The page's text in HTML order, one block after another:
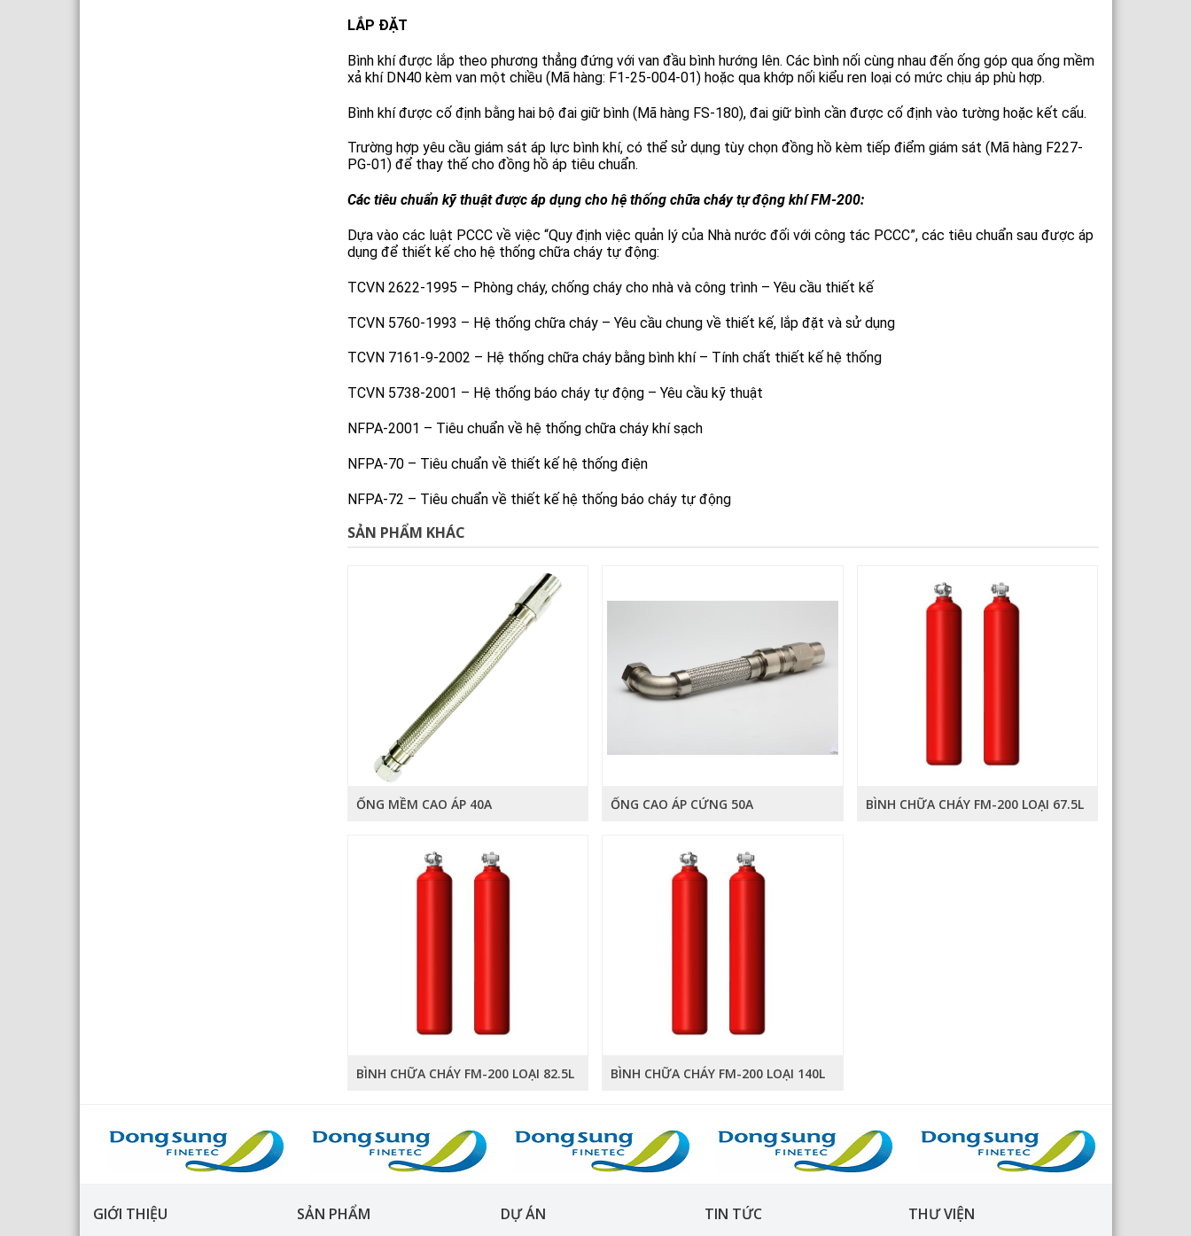
LẮP ĐẶT
Bình khí được lắp theo phương thẳng đứng với van đầu bình hướng lên. Các bình nối cùng nhau đến ống góp qua ống mềm
xả khí DN40 kèm van một chiều (Mã hàng: F1-25-004-01) hoặc qua khớp nối kiểu ren loại có mức chịu áp phù hợp.
Bình khí được cố định bằng hai bộ đai giữ bình (Mã hàng FS-180), đai giữ bình cần được cố định vào tường hoặc kết cấu.
Trường hợp yêu cầu giám sát áp lực bình khí, có thể sử dụng tùy chọn đồng hồ kèm tiếp điểm giám sát (Mã hàng F227-
PG-01) để thay thế cho đồng hồ áp tiêu chuẩn.
Các tiêu chuẩn kỹ thuật được áp dụng cho hệ thống chữa cháy tự động khí FM-200:
Dựa vào các luật PCCC về việc “Quy định việc quản lý của Nhà n­­ước đối với công tác PCCC”, các tiêu chuẩn sau được áp
dụng để thiết kế cho hệ thống chữa cháy tự động:
TCVN 2622-1995 – Phòng cháy, chống cháy cho nhà và công trình – Yêu cầu thiết kế
TCVN 5760-1993 – Hệ thống chữa cháy – Yêu cầu chung về thiết kế, lắp đặt và sử dụng
TCVN 7161-9-2002 – Hệ thống chữa cháy bằng bình khí – Tính chất thiết kế hệ thống
TCVN 5738-2001 – Hệ thống báo cháy tự động – Yêu cầu kỹ thuật
NFPA-2001 – Tiêu chuẩn về hệ thống chữa cháy khí sạch
NFPA-70 – Tiêu chuẩn về thiết kế hệ thống điện
NFPA-72 – Tiêu chuẩn về thiết kế hệ thống báo cháy tự động
SẢN PHẨM KHÁC
ỐNG MỀM CAO ÁP 40A ỐNG CAO ÁP CỨNG 50A BÌNH CHỮA CHÁY FM-200 LOẠI 67.5L
BÌNH CHỮA CHÁY FM-200 LOẠI 82.5L BÌNH CHỮA CHÁY FM-200 LOẠI 140L
GIỚI THIỆU SẢN PHẨM DỰ ÁN TIN TỨC THƯ VIỆN